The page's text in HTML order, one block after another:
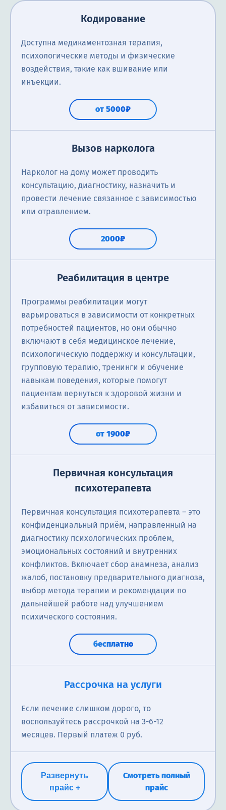
Кодирование
Доступна медикаментозная терапия,
психологические методы и физические
воздействия, такие как вшивание или
инъекции.
от 5000₽
Вызов нарколога
Нарколог на дому может проводить
консультацию, диагностику, назначить и
провести лечение связанное с зависимостью
или отравлением.
2000₽
Реабилитация в центре
Программы реабилитации могут
варьироваться в зависимости от конкретных
потребностей пациентов, но они обычно
включают в себя медицинское лечение,
психологическую поддержку и консультации,
групповую терапию, тренинги и обучение
навыкам поведения, которые помогут
пациентам вернуться к здоровой жизни и
избавиться от зависимости.
от 1900₽
Первичная консультация
психотерапевта
Первичная консультация психотерапевта – это
конфиденциальный приём, направленный на
диагностику психологических проблем,
эмоциональных состояний и внутренних
конфликтов. Включает сбор анамнеза, анализ
жалоб, постановку предварительного диагноза,
выбор метода терапии и рекомендации по
дальнейшей работе над улучшением
психического состояния.
бесплатно
терапия, психотерапевтическая помощь, поддержка
специалистов и создание безопасной атмосферы
для восстановления психического здоровья.
2100₽
препараты для печени, седативные.
3500₽
физическую зависимость от вина. Врач
индивидуально подберет средства, снижающие тягу
именно к слабоалкогольным напиткам,
нормализующие работу печени и нервной системы.
Терапия купирует абстинентный синдром и создает
устойчивое равнодушие к вину, что является
основой для дальнейшей психологической работы.
Рассрочка на услуги
Если лечение слишком дорого, то
воспользуйтесь рассрочкой на 3-6-12
месяцев. Первый платеж 0 руб.
Развернуть
прайс +
Смотреть полный
прайс